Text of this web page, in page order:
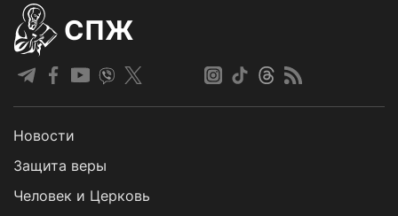
СПЖ
Новости
Защита веры
Человек и Церковь